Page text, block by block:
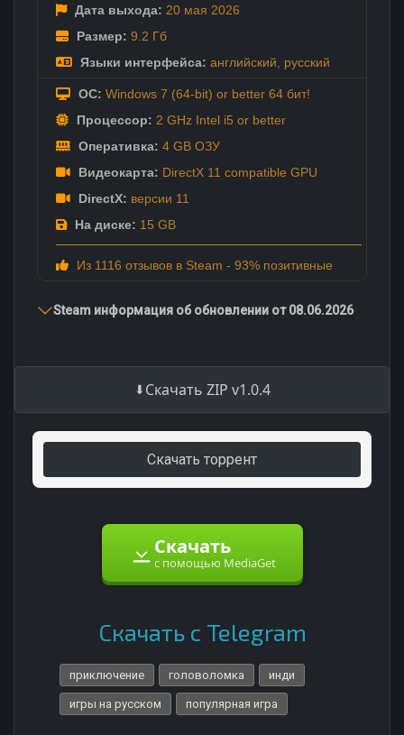
Дата выхода: 20 мая 2026
Размер: 9.2 Гб
Языки интерфейса: английский русский
ОС: Windows 7 (64-bit) or better 64 бит!
Процессор: 2 GHz Intel i5 or better
Оперативка: 4 GB ОЗУ
Видеокарта: DirectX 11 compatible GPU
DirectX: версии 11
На диске: 15 GB
Из 1116 отзывов в Steam - 93% позитивные
Steam информация об обновлении от 08.06.2026
Скачать ZIP v1.0.4
Скачать торрент
Скачать
с помощью MediaGet
Скачать с Telegram
приключение головоломка инди
игры на русском популярная игра